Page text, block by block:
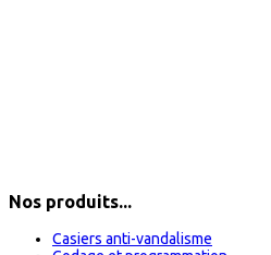
Nos produits...
Casiers anti-vandalisme